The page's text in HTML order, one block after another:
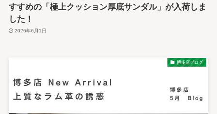
すすめの「極上クッション厚底サンダル」が入荷しま
した！
2026年6月1日
博多店ブログ